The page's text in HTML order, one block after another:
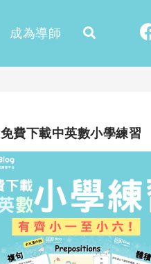
成為導師
免費下載中英數小學練習